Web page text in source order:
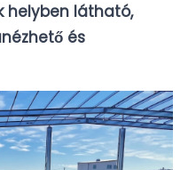
helyben látható,
és